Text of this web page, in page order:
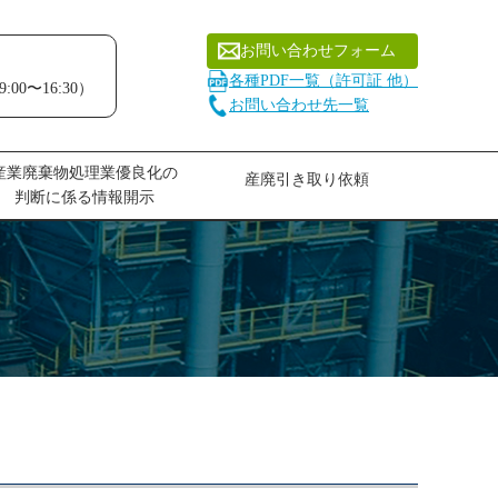
〜16:30）
お問い合わせフォーム
各種PDF一覧（許可証 他）
お問い合わせ先一覧
業廃棄物処理業優良化の
判断に係る情報開示
産廃引き取り依頼